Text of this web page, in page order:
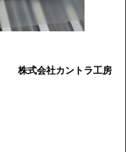
株式会社カントラ工房